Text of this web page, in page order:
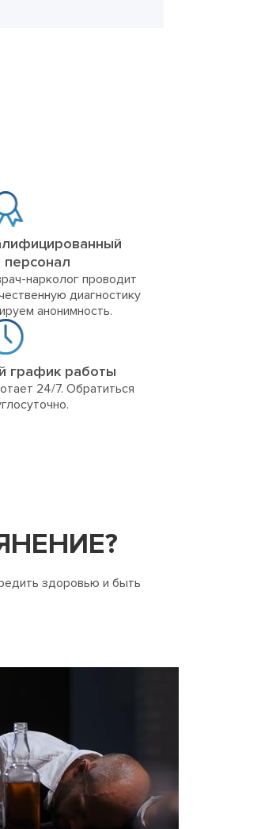
нарколог проводит
диагностику
анонимность.
график работы
24/7. Обратиться
здоровью и быть